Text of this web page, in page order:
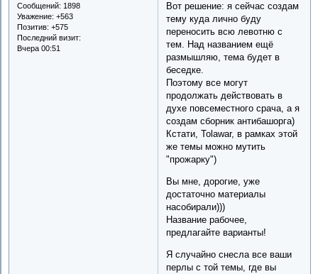
Сообщений: 1898
Уважение: +563
Позитив: +575
Последний визит:
Вчера 00:51
Вот решение: я сейчас создам
тему куда лично буду
переносить всю левотню с
тем. Над названием ещё
размышляю, тема будет в
беседке.
Поэтому все могут
продолжать действовать в
духе повсеместного срача, а я
создам сборник антибашорга)
Кстати, Tolawar, в рамках этой
же темы можно мутить
"прожарку")
Вы мне, дорогие, уже
достаточно материалы
насобирали)))
Название рабочее,
предлагайте варианты!
Я случайно снесла все ваши
перлы с той темы, где вы